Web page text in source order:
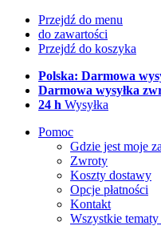
Przejdź do menu
do zawartości
Przejdź do koszyka
Polska: Darmowa
Darmowa wysyłka
24 h Wysyłka
Pomoc
Gdzie jest moje
Zwroty
Koszty dostawy
Opcje płatności
Kontakt
Wszystkie